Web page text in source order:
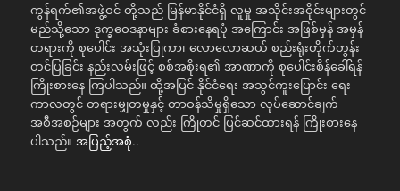
ကွန်ရက်၏အဖွဲ့ဝင် တို့သည် မြန်မာနိုင်ငံရှိ လူမှု အသိုင်းအဝိုင်းများတွင်
မည်သို့သော ဒုက္ခဝေဒနာများ ခံစားနေရပုံ အကြောင်း အဖြစ်မှန် အမှန်
တရားကို စုပေါင်း အသုံးပြုကာ၊ လောလောဆယ် စည်းရုံးတိုက်တွန်း
တင်ပြခြင်း နည်းလမ်းဖြင့် စစ်အစိုးရ၏ အာဏာကို စုပေါင်းစိန်ခေါ်ရန်
ကြိုးစားနေ ကြပါသည်။ ထို့အပြင် နိုင်ငံရေး အသွင်ကူးပြောင်း ရေး
ကာလတွင် တရားမျှတမှုနှင့် တာဝန်သိမှုရှိသော လုပ်ဆောင်ချက်
အစီအစဉ်များ အတွက် လည်း ကြိုတင် ပြင်ဆင်ထားရန် ကြိုးစားနေ
ပါသည်။ အပြည့်အစုံ..